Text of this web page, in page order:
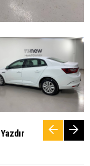
Yazdır